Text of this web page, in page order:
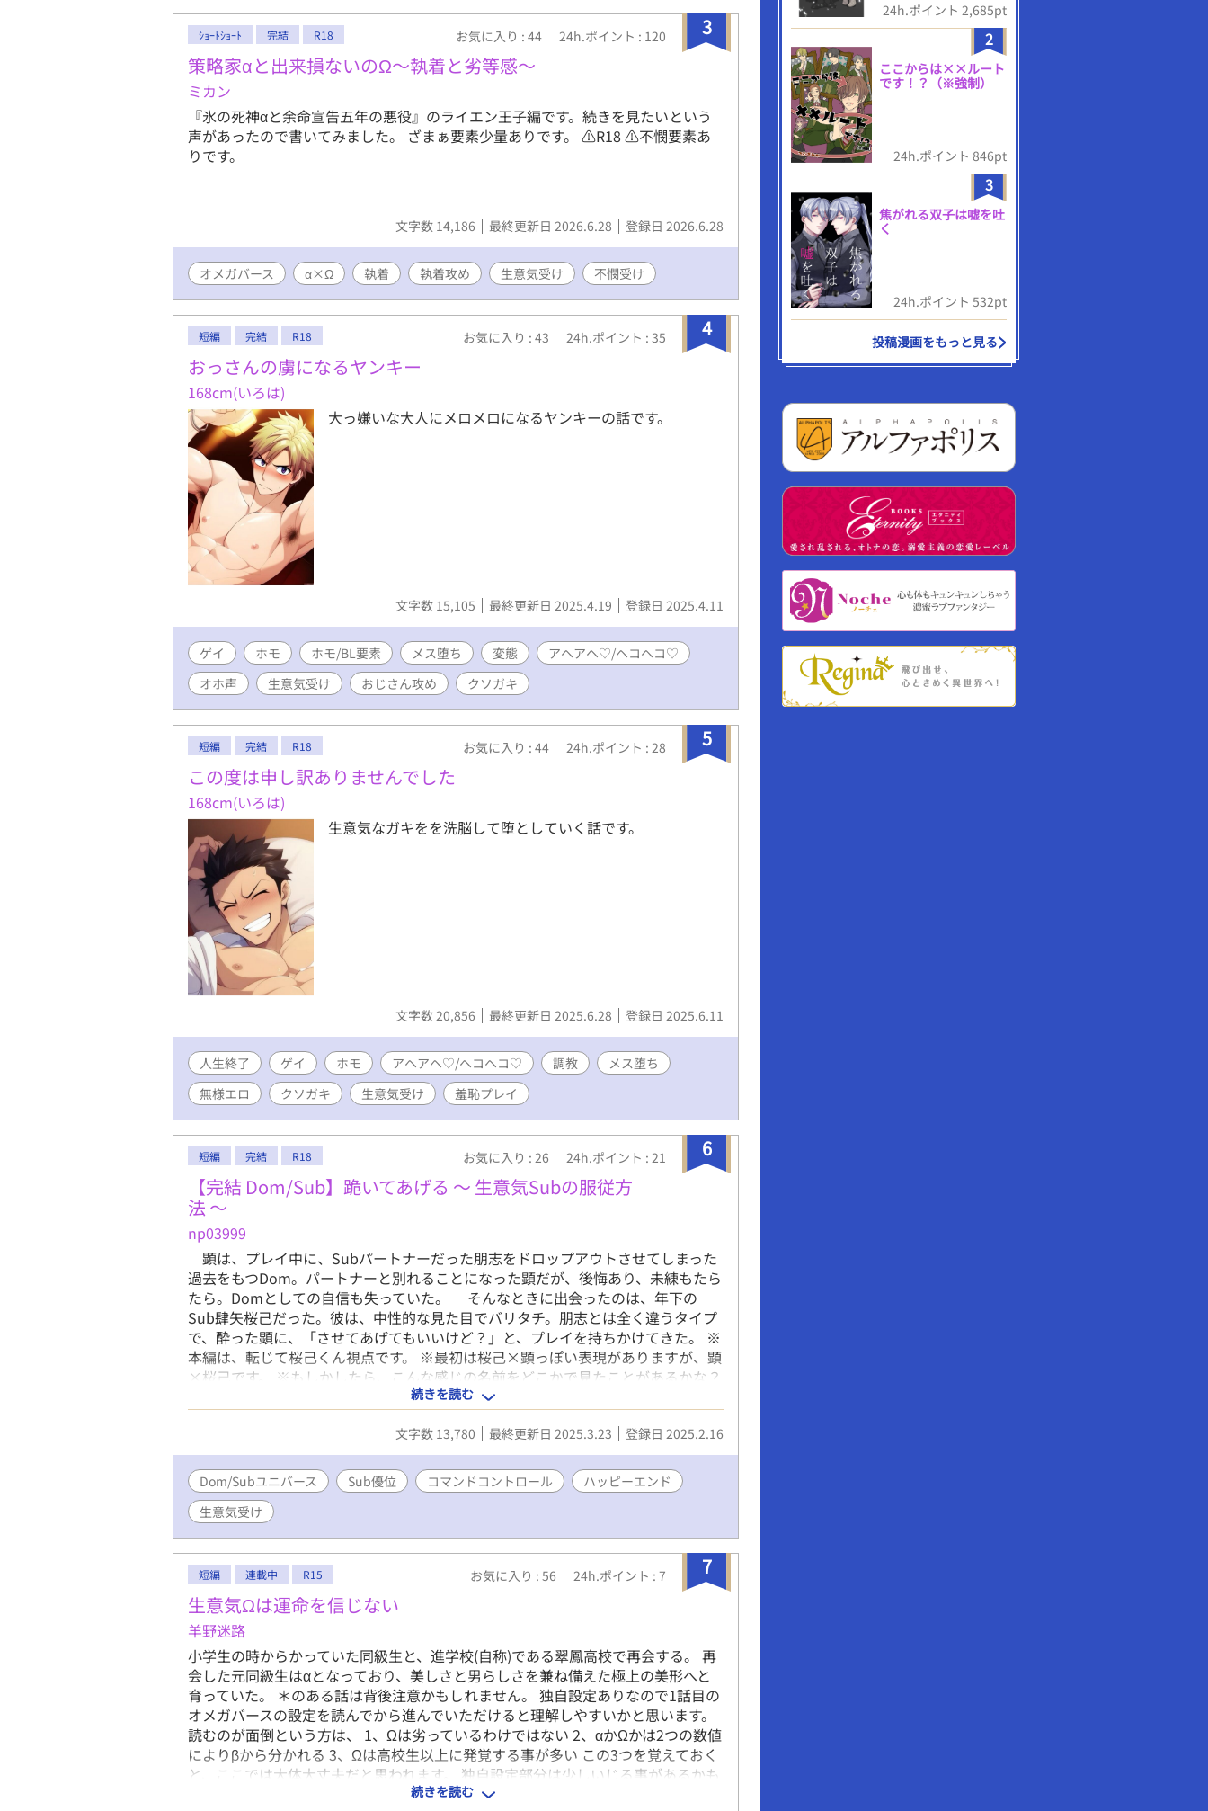
3
ｼｮｰﾄｼｮｰﾄ 完結 R18 お気に入り : 44 24h.ポイント : 120
策略家αと出来損ないのΩ〜執着と劣等感〜
ミカン
『氷の死神αと余命宣告五年の悪役』のライエン王子編です。続きを見たいという
声があったので書いてみました。 ざまぁ要素少量ありです。 ⚠︎R18 ⚠︎不憫要素あ
りです。
文字数 14,186 最終更新日 2026.6.28 登録日 2026.6.28
オメガバース α×Ω 執着 執着攻め 生意気受け 不憫受け
4
短編 完結 R18 お気に入り : 43 24h.ポイント : 35
おっさんの虜になるヤンキー
168cm(いろは)
大っ嫌いな大人にメロメロになるヤンキーの話です。
文字数 15,105 最終更新日 2025.4.19 登録日 2025.4.11
ゲイ ホモ ホモ/BL要素 メス堕ち 変態
アヘアヘ♡/ヘコヘコ♡
オホ声
生意気受け おじさん攻め クソガキ
5
短編 完結 R18 お気に入り : 44 24h.ポイント : 28
この度は申し訳ありませんでした
168cm(いろは)
生意気なガキをを洗脳して堕としていく話です。
文字数 20,856 最終更新日 2025.6.28 登録日 2025.6.11
人生終了 ゲイ ホモ アヘアヘ♡/ヘコヘコ♡ 調教
メス堕ち
無様エロ
クソガキ 生意気受け 羞恥プレイ
6
短編 完結 R18 お気に入り : 26 24h.ポイント : 21
【完結 Dom/Sub】跪いてあげる 〜 生意気Subの服従方
法 〜
np03999
顕は、プレイ中に、Subパートナーだった朋志をドロップアウトさせてしまった
過去をもつDom。パートナーと別れることになった顕だが、後悔あり、未練もたら
たら。Domとしての自信も失っていた。 そんなときに出会ったのは、年下の
Sub肆矢桜己だった。彼は、中性的な見た目でバリタチ。朋志とは全く違うタイプ
で、酔った顕に、「させてあげてもいいけど？」と、プレイを持ちかけてきた。 ※
本編は、転じて桜己くん視点です。 ※最初は桜己×顕っぽい表現がありますが、顕
×桜己です。 ※もしかしたら、こんな感じの名前をどこかで見たことがあるかな？
と感じる方がいらっしゃるかも知れませんが、この作品単体でお楽しみいただけま
すのでご安心を。 ※全５話。完結しました。 よろしくお願いします。 ※R-
18/Dom/Subユニバース/お仕置き/Sub優位/コマンドコントロール
続きを読む
文字数 13,780 最終更新日 2025.3.23 登録日 2025.2.16
Dom/Subユニバース Sub優位 コマンドコントロール
ハッピーエンド
生意気受け
7
短編 連載中 R15 お気に入り : 56 24h.ポイント : 7
生意気Ωは運命を信じない
羊野迷路
小学生の時からかっていた同級生と、進学校(自称)である翠鳳高校で再会する。 再
会した元同級生はαとなっており、美しさと男らしさを兼ね備えた極上の美形へと
育っていた。 ＊のある話は背後注意かもしれません。 独自設定ありなので1話目の
オメガバースの設定を読んでから進んでいただけると理解しやすいかと思います。
読むのが面倒という方は、 1、Ωは劣っているわけではない 2、αかΩかは2つの数値
によりβから分かれる 3、Ωは高校生以上に発覚する事が多い この3つを覚えておく
と、ここでは大体大丈夫だと思われます。 独自設定部分は少しいじる事があるかも
しれませんが、楽しんで頂けると幸いです。 追記 受けと攻めがくっつくのはまだ
続きを読む
24h.ポイント 2,685pt
2
ここからは××ルート
です！？（※強制）
24h.ポイント 846pt
3
焦がれる双子は嘘を吐
く
24h.ポイント 532pt
投稿漫画をもっと見る